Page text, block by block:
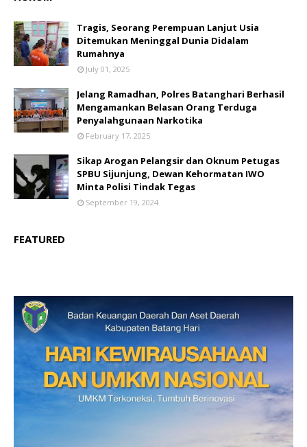
Tragis, Seorang Perempuan Lanjut Usia
Ditemukan Meninggal Dunia Didalam
Rumahnya
July 01, 2025
Jelang Ramadhan, Polres Batanghari Berhasil
Mengamankan Belasan Orang Terduga
Penyalahgunaan Narkotika
February 17, 2025
Sikap Arogan Pelangsir dan Oknum Petugas
SPBU Sijunjung, Dewan Kehormatan IWO
Minta Polisi Tindak Tegas
September 19, 2024
FEATURED